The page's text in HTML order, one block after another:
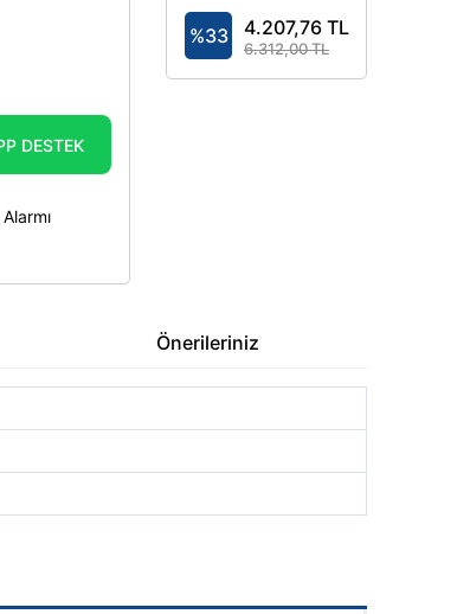
DESTEK
- Elektrikli Araç
Şarj Cihazı
Kombinasyon
%33 4.207,76 TL
6.312,00 TL
Önerileriniz